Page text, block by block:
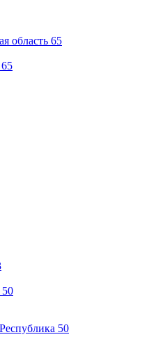
область 65
65
50
50